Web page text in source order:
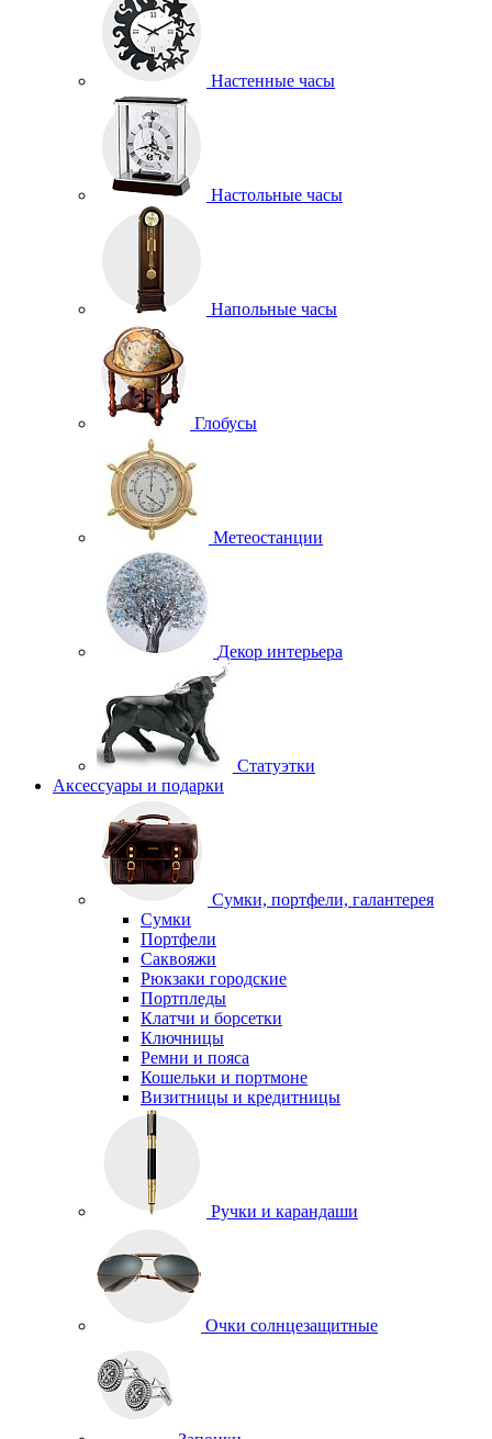
Настенные часы
Настольные часы
Напольные часы
Глобусы
Метеостанции
Декор интерьера
Статуэтки
Аксессуары и подарки
Сумки, портфели, галантерея
Сумки
Портфели
Саквояжи
Рюкзаки городские
Портпледы
Клатчи и борсетки
Ключницы
Ремни и пояса
Кошельки и портмоне
Визитницы и кредитницы
Ручки и карандаши
Очки солнцезащитные